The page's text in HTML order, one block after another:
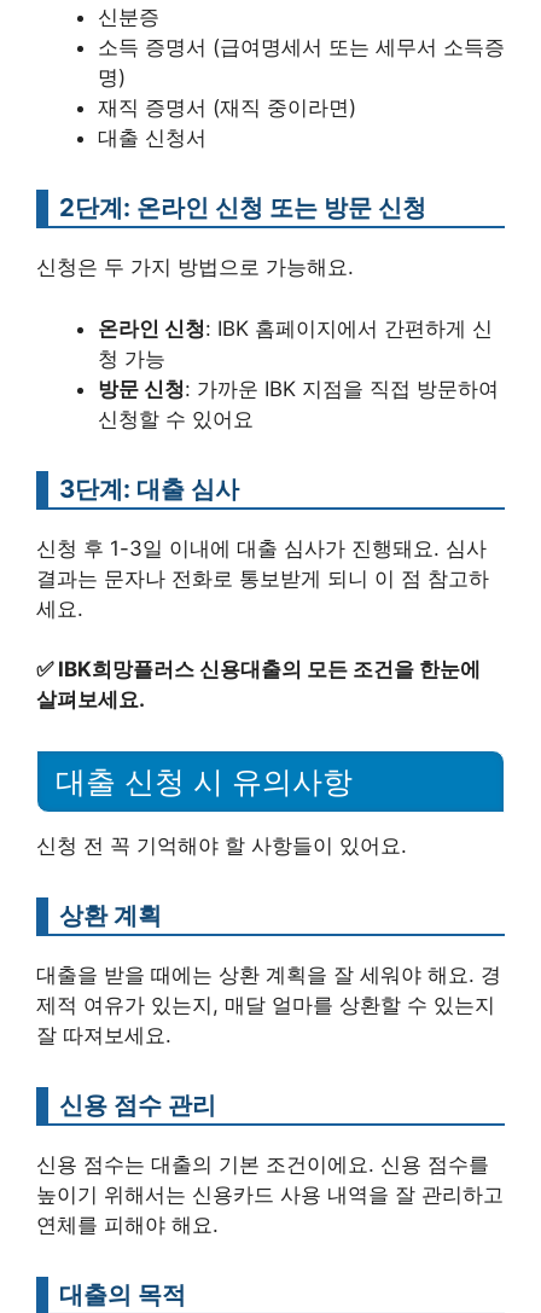
신분증
소득 증명서 (급여명세서 또는 세무서 소득증
명)
재직 증명서 (재직 중이라면)
대출 신청서
2단계: 온라인 신청 또는 방문 신청
신청은 두 가지 방법으로 가능해요.
온라인 신청: IBK 홈페이지에서 간편하게 신
청 가능
방문 신청: 가까운 IBK 지점을 직접 방문하여
신청할 수 있어요
3단계: 대출 심사
신청 후 1-3일 이내에 대출 심사가 진행돼요. 심사
결과는 문자나 전화로 통보받게 되니 이 점 참고하
세요.
✅ IBK희망플러스 신용대출의 모든 조건을 한눈에
살펴보세요.
대출 신청 시 유의사항
신청 전 꼭 기억해야 할 사항들이 있어요.
상환 계획
대출을 받을 때에는 상환 계획을 잘 세워야 해요. 경
제적 여유가 있는지, 매달 얼마를 상환할 수 있는지
잘 따져보세요.
신용 점수 관리
신용 점수는 대출의 기본 조건이에요. 신용 점수를
높이기 위해서는 신용카드 사용 내역을 잘 관리하고
연체를 피해야 해요.
대출의 목적